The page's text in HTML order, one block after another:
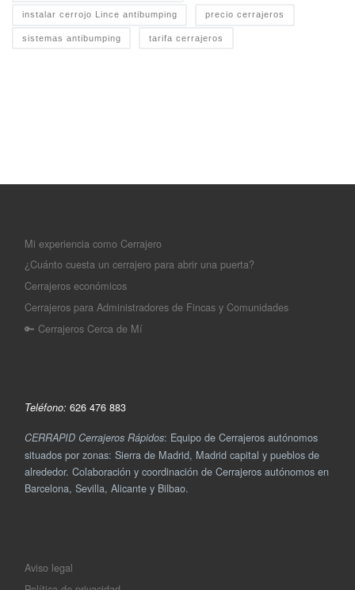
instalar cerrojo Lince antibumping precio cerrajeros
sistemas antibumping tarifa cerrajeros
Mi experiencia como Cerrajero
¿Cuánto cuesta un cerrajero para abrir una puerta?
Cerrajeros económicos
Cerrajeros para Administradores de Fincas y Comunidades
🔑 Cerrajeros Cerca de Mí
Teléfono: 626 476 883
CERRAPID Cerrajeros Rápidos: Equipo de Cerrajeros autónomos
situados por zonas: Sierra de Madrid, Madrid capital y pueblos de
alrededor. Colaboración y coordinación de Cerrajeros autónomos en
Barcelona, Sevilla, Alicante y Bilbao.
Aviso legal